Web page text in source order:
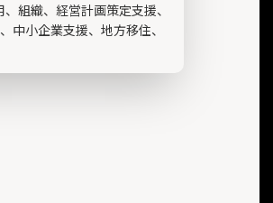
組織、経営計画策定支援、
中小企業支援、地方移住、